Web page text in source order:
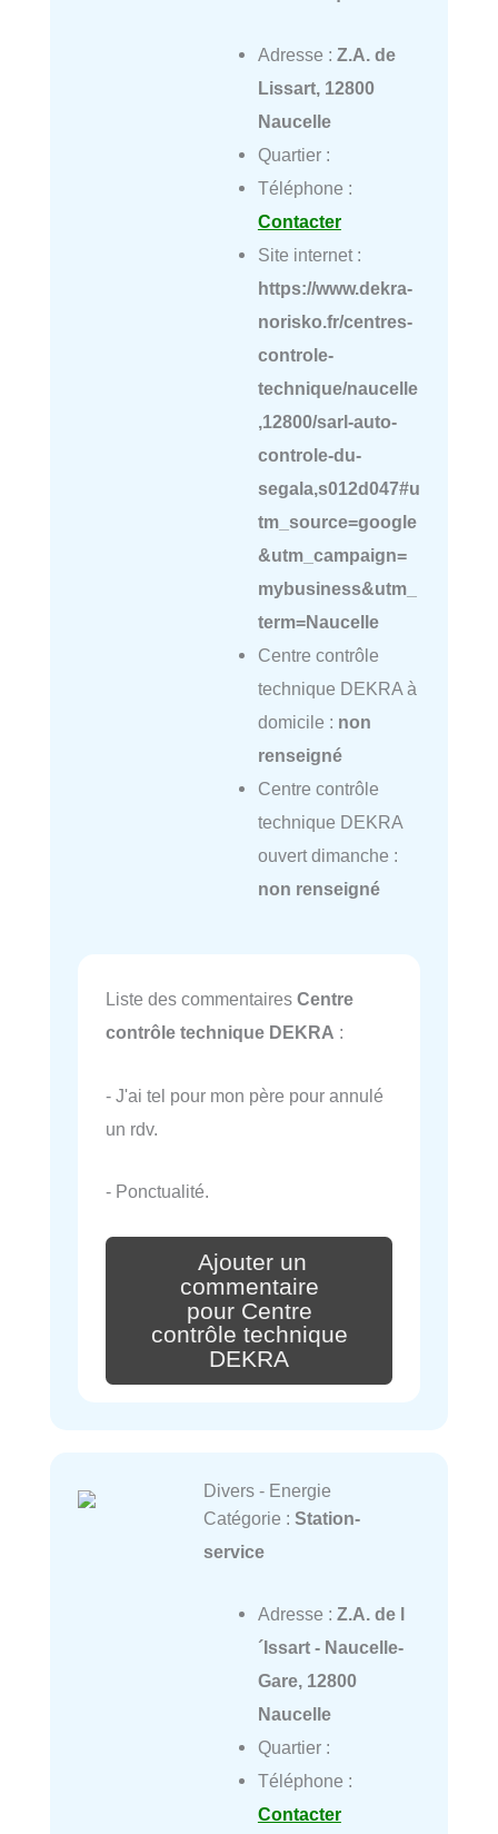
Adresse : Z.A. de
Lissart, 12800
Naucelle
Quartier :
Téléphone :
Contacter
Site internet :
https://www.dekra-
norisko.fr/centres-
controle-
technique/naucelle
,12800/sarl-auto-
controle-du-
segala,s012d047#u
tm_source=google
&utm_campaign=
mybusiness&utm_
term=Naucelle
Centre contrôle
technique DEKRA à
domicile : non
renseigné
Centre contrôle
technique DEKRA
ouvert dimanche :
non renseigné
Liste des commentaires Centre
contrôle technique DEKRA :
- J'ai tel pour mon père pour annulé
un rdv.
- Ponctualité.
Ajouter un
commentaire
pour Centre
contrôle technique
DEKRA
Divers - Energie
Catégorie : Station-
service
Adresse : Z.A. de l
´Issart - Naucelle-
Gare, 12800
Naucelle
Quartier :
Téléphone :
Contacter